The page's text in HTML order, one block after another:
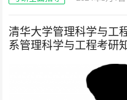
清华大学管理科学与工
系管理科学与工程考研